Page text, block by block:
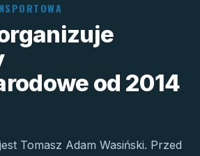
od 2014
Tomasz Adam Wasiński. Przed